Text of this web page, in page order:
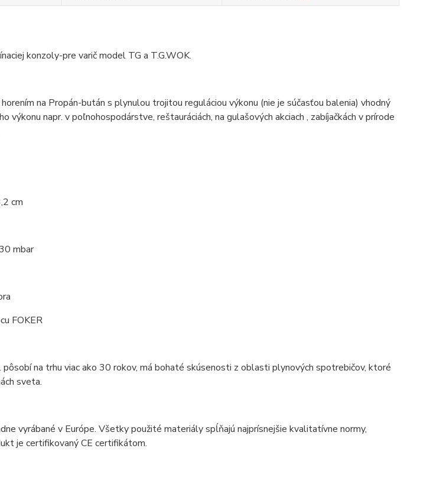
konzoly-pre varič model TG a T.G.WOK.
na Propán-bután s plynulou trojitou reguláciou výkonu (nie je súčasťou balenia) vhodný
výkonu napr. v poľnohospodárstve, reštauráciách, na gulašových akciach , zabíjačkách v prírode
cm
mbar
FOKER
pôsobí na trhu viac ako 30 rokov, má bohaté skúsenosti z oblasti plynových spotrebičov, ktoré
sveta.
vyrábané v Európe. Všetky použité materiály spĺňajú najprísnejšie kvalitatívne normy,
je certifikovaný CE certifikátom.